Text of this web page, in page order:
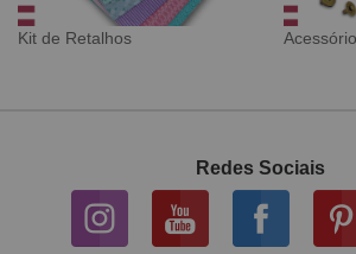
Tecido Digital
Redes Sociais